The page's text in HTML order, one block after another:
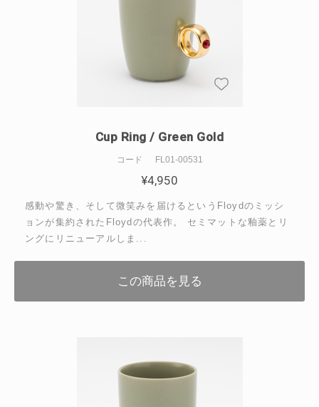
Cup Ring / Green Gold
コード FL01-00531
¥4,950
感動や驚き、そして微笑みを届けるというFloydのミッシ
ョンが集約されたFloydの代表作。 セミマットな釉薬とリ
ングにリニューアルしま...
この商品を見る